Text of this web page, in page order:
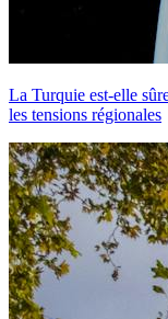
La Turquie est-elle
les tensions régionales